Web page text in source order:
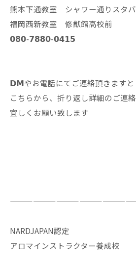
熊本下通教室 シャワー通りスタ
福岡西新教室 修猷館高校前
𝟬𝟴𝟬-𝟳𝟴𝟴𝟬-𝟬𝟰𝟭𝟱
𝗗𝗠やお電話にてご連絡頂きますと
こちらから、折り返し詳細のご連
宜しくお願い致します
NARDJAPAN認定
アロマインストラクター養成校